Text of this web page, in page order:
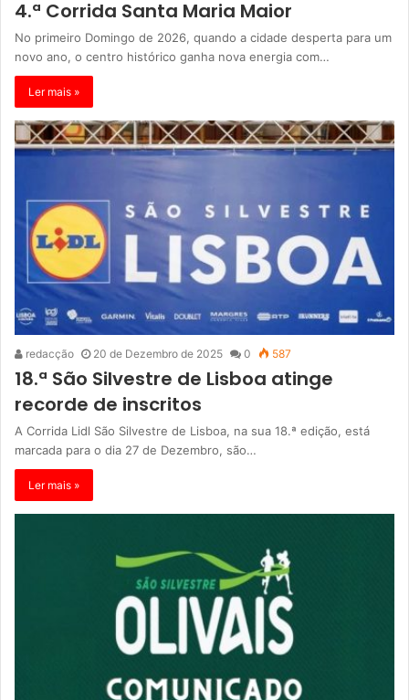
4.ª Corrida Santa Maria Maior
No primeiro Domingo de 2026, quando a cidade desperta para um
novo ano, o centro histórico ganha nova energia com…
Ler mais »
redacção 20 de Dezembro de 2025 0 587
18.ª São Silvestre de Lisboa atinge
recorde de inscritos
A Corrida Lidl São Silvestre de Lisboa, na sua 18.ª edição, está
marcada para o dia 27 de Dezembro, são…
Ler mais »